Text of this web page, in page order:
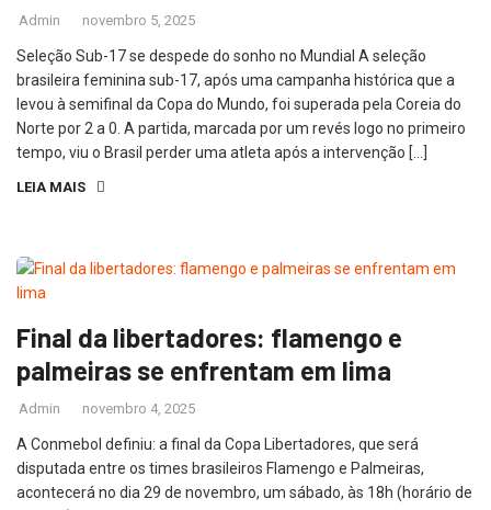
Admin novembro 5, 2025
Seleção Sub-17 se despede do sonho no Mundial A seleção
brasileira feminina sub-17, após uma campanha histórica que a
levou à semifinal da Copa do Mundo, foi superada pela Coreia do
Norte por 2 a 0. A partida, marcada por um revés logo no primeiro
tempo, viu o Brasil perder uma atleta após a intervenção […]
LEIA MAIS
Final da libertadores: flamengo e
palmeiras se enfrentam em lima
Admin novembro 4, 2025
A Conmebol definiu: a final da Copa Libertadores, que será
disputada entre os times brasileiros Flamengo e Palmeiras,
acontecerá no dia 29 de novembro, um sábado, às 18h (horário de